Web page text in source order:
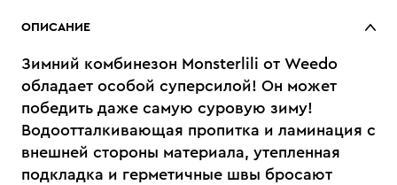
ОПИСАНИЕ
Зимний комбинезон Monsterlili от Weedo
обладает особой суперсилой! Он может
победить даже самую суровую зиму!
Водоотталкивающая пропитка и ламинация с
внешней стороны материала, утепленная
подкладка и герметичные швы бросают